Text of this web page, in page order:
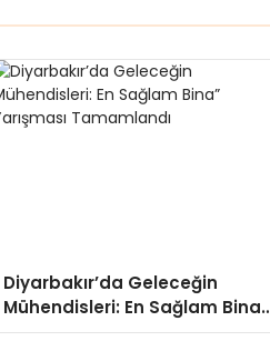
Diyarbakır’da Geleceğin
Mühendisleri: En Sağlam Bina”
Yarışması Tamamlandı